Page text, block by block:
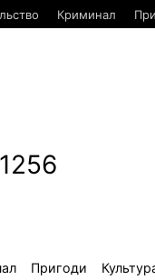
Криминал
Пригоди